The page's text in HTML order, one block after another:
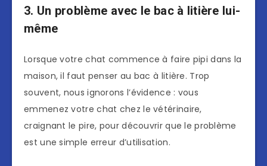
3. Un problème avec le bac à litière lui-
même
Lorsque votre chat commence à faire pipi dans la
maison, il faut penser au bac à litière. Trop
souvent, nous ignorons l’évidence : vous
emmenez votre chat chez le vétérinaire,
craignant le pire, pour découvrir que le problème
est une simple erreur d’utilisation.